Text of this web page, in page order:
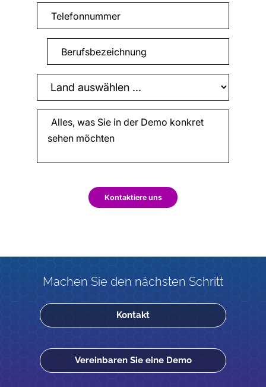
Kontaktiere uns
Machen Sie den nächsten Schritt
Kontakt
Vereinbaren Sie eine Demo